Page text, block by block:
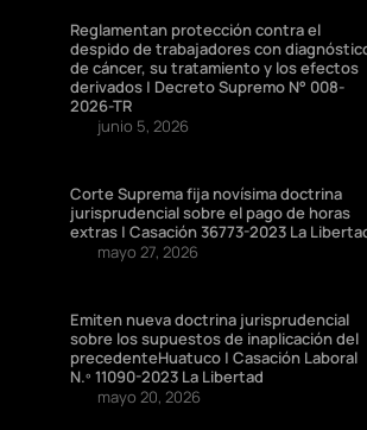
Reglamentan protección contra el
despido de trabajadores con
de cáncer, su tratamiento y los efectos
derivados | Decreto Supremo N° 008-
2026-TR
junio 5, 2026
Corte Suprema fija novísima doctrina
jurisprudencial sobre el pago de horas
extras | Casación 36773-2023 La
mayo 27, 2026
Emiten nueva doctrina jurisprudencial
sobre los supuestos de inaplicación del
precedenteHuatuco | Casación Laboral
N.º 11090-2023 La Libertad
mayo 20, 2026